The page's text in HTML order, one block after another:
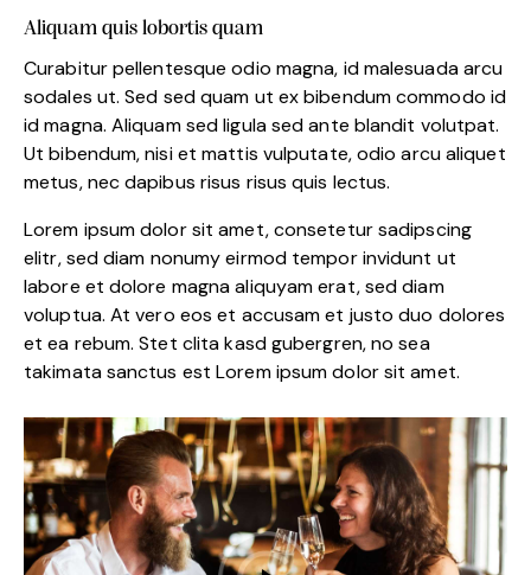
Aliquam quis lobortis quam
Curabitur pellentesque odio magna, id malesuada arcu
sodales ut. Sed sed quam ut ex bibendum commodo id
id magna. Aliquam sed ligula sed ante blandit volutpat.
Ut bibendum, nisi et mattis vulputate, odio arcu aliquet
metus, nec dapibus risus risus quis lectus.
Lorem ipsum dolor sit amet, consetetur sadipscing
elitr, sed diam nonumy eirmod tempor invidunt ut
labore et dolore magna aliquyam erat, sed diam
voluptua. At vero eos et accusam et justo duo dolores
et ea rebum. Stet clita kasd gubergren, no sea
takimata sanctus est Lorem ipsum dolor sit amet.